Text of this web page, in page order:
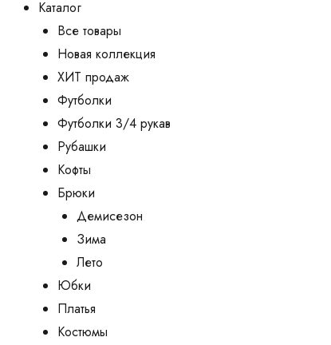
Каталог
Все товары
Новая коллекция
ХИТ продаж
Футболки
Футболки 3/4 рукав
Рубашки
Кофты
Брюки
Демисезон
Зима
Лето
Юбки
Платья
Костюмы